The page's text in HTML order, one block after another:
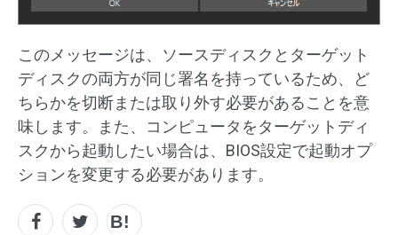
このメッセージは、ソースディスクとターゲット
ディスクの両方が同じ署名を持っているため、ど
ちらかを切断または取り外す必要があることを意
味します。また、コンピュータをターゲットディ
スクから起動したい場合は、BIOS設定で起動オプ
ションを変更する必要があります。